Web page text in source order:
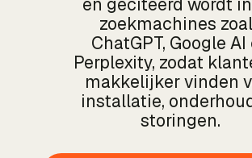
en geciteerd wordt
zoekmachines
ChatGPT, Google AI
Perplexity, zodat
makkelijker vinden
installatie,
storingen.